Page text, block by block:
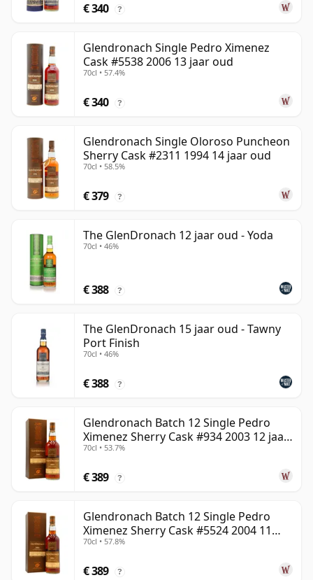
€ 340 ?
Glendronach Single Pedro Ximenez
Cask #5538 2006 13 jaar oud
70cl • 57.4%
€ 340 ?
Glendronach Single Oloroso Puncheon
Sherry Cask #2311 1994 14 jaar oud
70cl • 58.5%
€ 379 ?
The GlenDronach 12 jaar oud - Yoda
70cl • 46%
€ 388 ?
The GlenDronach 15 jaar oud - Tawny
Port Finish
70cl • 46%
€ 388 ?
Glendronach Batch 12 Single Pedro
Ximenez Sherry Cask #934 2003 12 jaar
oud
70cl • 53.7%
€ 389 ?
Glendronach Batch 12 Single Pedro
Ximenez Sherry Cask #5524 2004 11
jaar oud
70cl • 57.8%
€ 389 ?